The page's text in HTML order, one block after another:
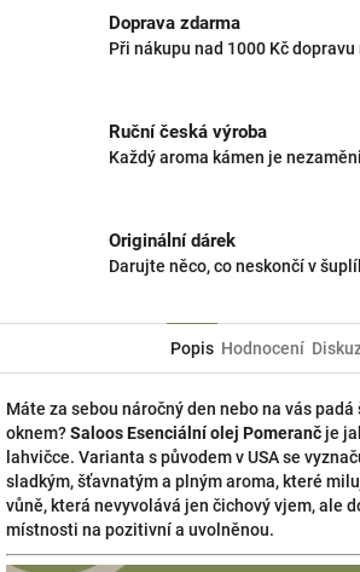
Doprava zdarma
Při nákupu nad 1000 Kč
Ruční česká výroba
Každý aroma kámen je
Originální dárek
Darujte něco, co neskončí v
Popis Hodnocení
Máte za sebou náročný den nebo na vás
oknem?Saloos Esenciální olej Pomeranč je
lahvičce. Varianta s původem v USA se
sladkým, šťavnatým a plným aroma, které
vůně, která nevyvolává jen čichový vjem, ale
místnosti na pozitivní a uvolněnou.